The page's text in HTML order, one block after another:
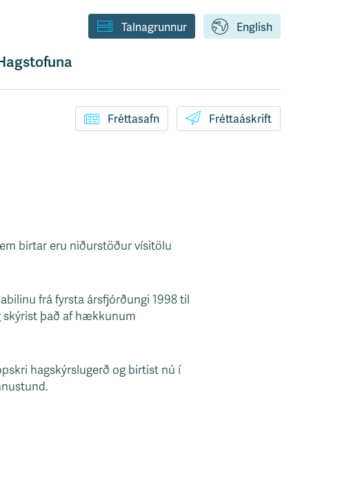
English
Talnagrunnur
Fréttasafn Fréttaáskrift
birtar eru niðurstöður vísitölu
frá fyrsta ársfjórðungi 1998 til
skýrist það af hækkunum
hagskýrslugerð og birtist nú í